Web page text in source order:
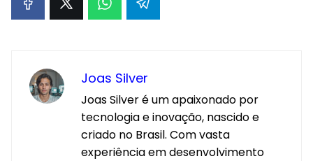
Joas Silver
Joas Silver é um apaixonado por
tecnologia e inovação, nascido e
criado no Brasil. Com vasta
experiência em desenvolvimento